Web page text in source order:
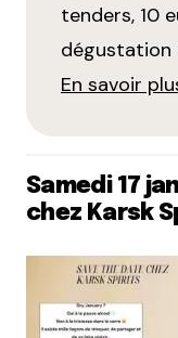
tenders, 10
dégustation
En savoir
Samedi 17
chez Karsk